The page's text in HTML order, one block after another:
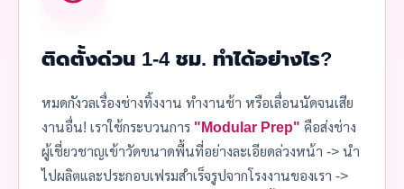
ติดตั้งด่วน 1-4 ชม. ทำได้อย่างไร?
หมดกังวลเรื่องช่างทิ้งงาน ทำงานช้า หรือเลื่อนนัดจนเสีย
งานอื่น! เราใช้กระบวนการ "Modular Prep" คือส่งช่าง
ผู้เชี่ยวชาญเข้าวัดขนาดพื้นที่อย่างละเอียดล่วงหน้า -> นำ
ไปผลิตและประกอบเฟรมสำเร็จรูปจากโรงงานของเรา ->